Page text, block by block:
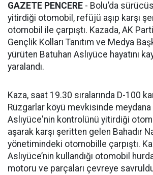
GAZETE PENCERE - Bolu’da
yitirdiği otomobil, refüjü aşıp karşı
otomobil ile çarpıştı. Kazada, AK Parti
Gençlik Kolları Tanıtım ve Medya
yürüten Batuhan Aslıyüce hayatını
yaralandı.
Kaza, saat 19.30 sıralarında D-100
Rüzgarlar köyü mevkisinde
Aslıyüce'nin kontrolünü yitirdiği
aşarak karşı şeritten gelen Bahadır
yönetimindeki otomobille çarpıştı.
Aslıyüce’nin kullandığı otomobil
motoru ve parçaları çevreye